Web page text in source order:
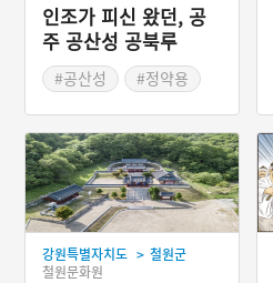
인조가 피신 왔던, 공
주 공산성 공북루
#공산성
#정약용
#충청남도 누정
#공주의 누정
#공주가볼만한곳
강원특별자치도 > 철원군
철원문화원